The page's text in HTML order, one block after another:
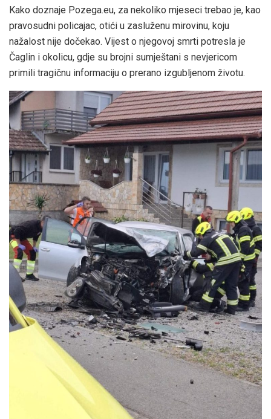
Kako doznaje Pozega.eu, za nekoliko mjeseci trebao je, kao
pravosudni policajac, otići u zasluženu mirovinu, koju
nažalost nije dočekao. Vijest o njegovoj smrti potresla je
Čaglin i okolicu, gdje su brojni sumještani s nevjericom
primili tragičnu informaciju o prerano izgubljenom životu.